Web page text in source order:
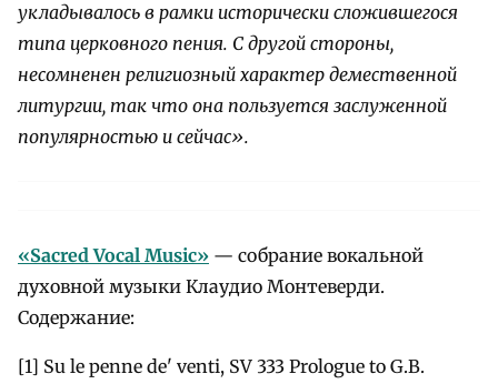
укладывалось в рамки исторически сложившегося
типа церковного пения. С другой стороны,
несомненен религиозный характер демественной
литургии, так что она пользуется заслуженной
популярностью и сейчас».
«Sacred Vocal Music» — собрание вокальной
духовной музыки Клаудио Монтеверди.
Содержание:
[1] Su le penne de' venti, SV 333 Prologue to G.B.